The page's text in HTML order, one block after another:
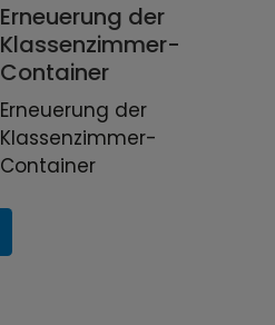
Erneuerung der
Klassenzimmer-
Container
Erneuerung der
Klassenzimmer-
Container